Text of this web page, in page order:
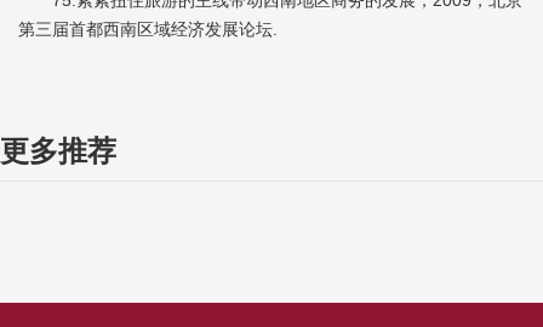
第三届首都西南区域经济发展论坛.
更多推荐